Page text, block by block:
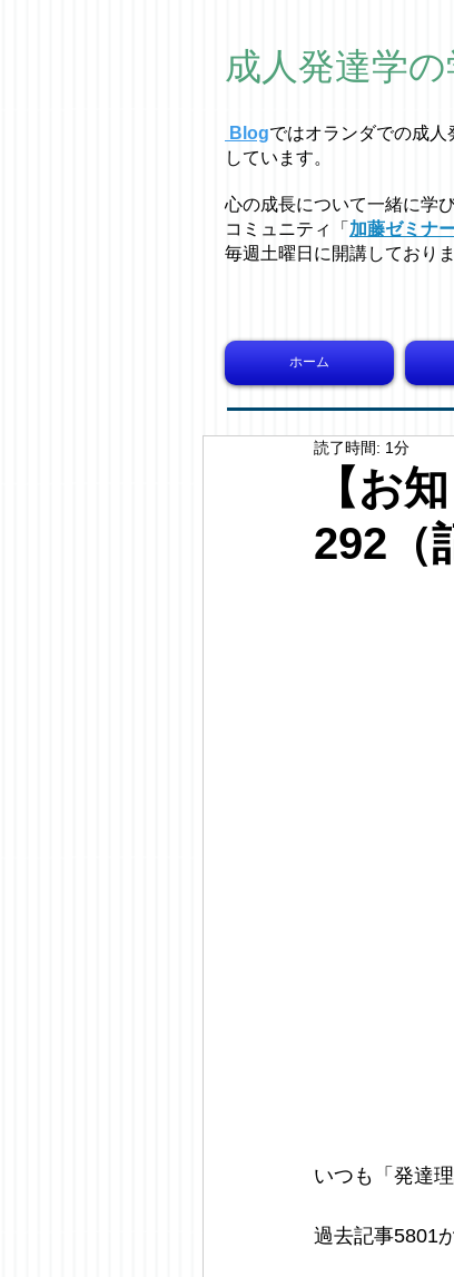
成人発達学
Blogではオラ ンダでの成人
しています。
心の成長について一緒に学
コミュニティ「 加藤ゼミナ
毎週土曜日に開講しておりま
ホーム
【お
292（
読了時間: 1分
いつも「発達
過去記事5801